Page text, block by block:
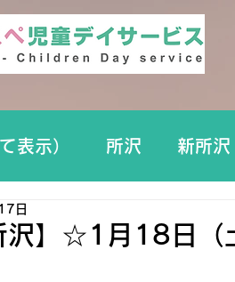
表示） 所沢 新所沢
沢】☆1月18日
日